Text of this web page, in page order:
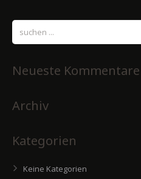
Neueste Kommentare
Archiv
Kategorien
Keine Kategorien